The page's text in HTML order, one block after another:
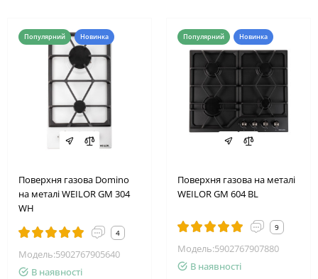
Популярний Новинка
Поверхня газова Domino
на металі WEILOR GM 304
WH
4
Модель:5902767905640
В наявності
Популярний Новинка
Поверхня газова на металі
WEILOR GM 604 BL
9
Модель:5902767907880
В наявності